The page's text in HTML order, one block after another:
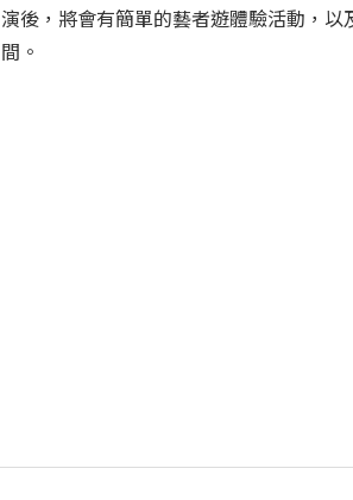
演後，將會有簡單的藝者遊體驗活動，
間。